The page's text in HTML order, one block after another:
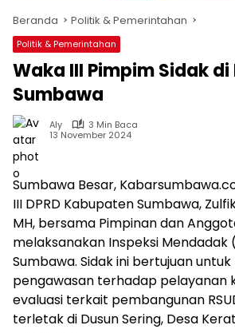
Beranda Politik & Pemerintahan
Politik & Pemerintahan
Waka III Pimpim Sidak di
Sumbawa
Aly
3 Min Baca
13 November 2024
Sumbawa Besar,
III DPRD Kabupaten Sumbawa,
MH, bersama Pimpinan dan
melaksanakan Inspeksi Mendadak
Sumbawa. Sidak ini bertujuan
pengawasan terhadap pelayanan
evaluasi terkait pembangunan
terletak di Dusun Sering, Desa